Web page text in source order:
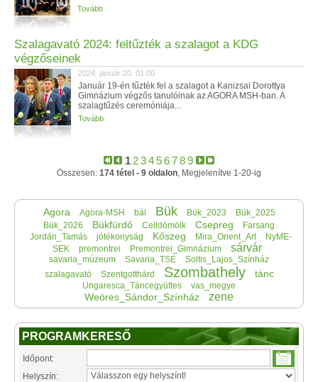
Tovább
Szalagavató 2024: feltűzték a szalagot a KDG
végzőseinek
2024. január 20. 01:00
Január 19-én tűzték fel a szalagot a Kanizsai Dorottya
Gimnázium végzős tanulóinak az AGORA MSH-ban. A
szalagtűzés ceremóniája...
Tovább
1 23456789
Összesen: 174 tétel - 9 oldalon, Megjelenítve 1-20-ig
Agora Agora-MSH bál Bük Bük_2023
Bük_2025
Bük_2026
Bükfürdő Celldömölk Csepreg
Farsang
Jordán_Tamás
jótékonyság Kőszeg Mira_Orient_Art
NyME-
SEK
premontrei Premontrei_Gimnázium sárvár
savaria_múzeum Savaria_TSE
Soltis_Lajos_Színház
szalagavató
Szentgotthárd Szombathely tánc
Ungaresca_Táncegyüttes vas_megye
Weöres_Sándor_Színház zene
PROGRAMKERESŐ
Időpont:
Helyszín: